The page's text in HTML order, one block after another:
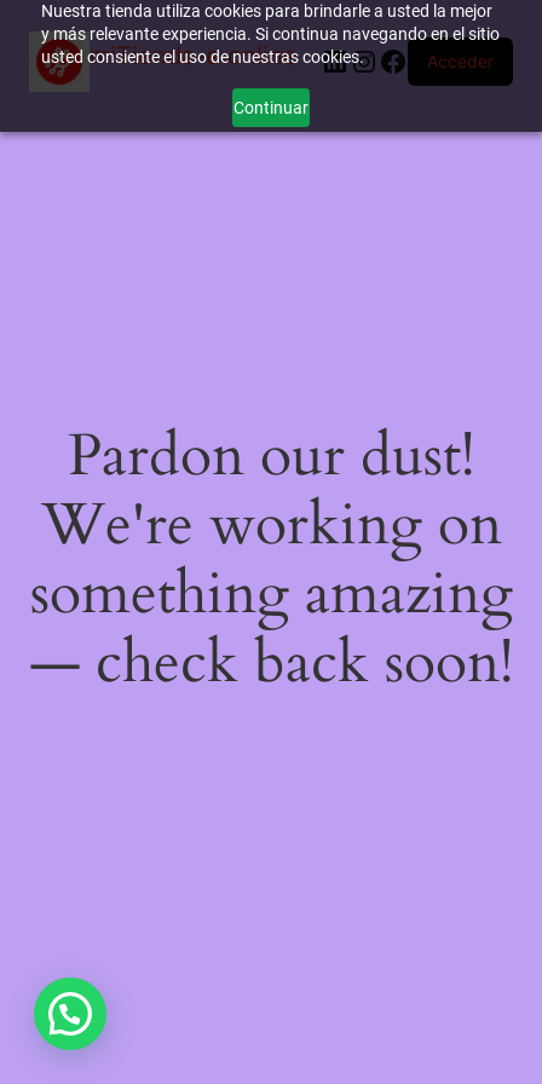
Nuestra tienda utiliza cookies para brindarle a usted la mejor
y más relevante experiencia. Si continua navegando en el sitio
usted consiente el uso de nuestras cookies.
Continuar
miTienda-e.online LinkedIn
Instagram
Facebook
Acceder
Pardon our dust!
We're working on
something amazing
— check back soon!